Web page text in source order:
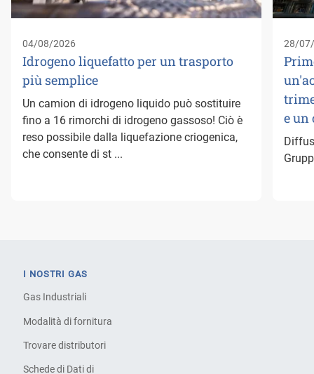
04/08/2026
Idrogeno liquefatto per un trasporto
più semplice
Un camion di idrogeno liquido può sostituire
fino a 16 rimorchi di idrogeno gassoso! Ciò è
reso possibile dalla liquefazione criogenica,
che consente di st ...
28/
e
I NOSTRI GAS
Gas Industriali
Modalità di fornitura
Trovare distributori
Schede di Dati di